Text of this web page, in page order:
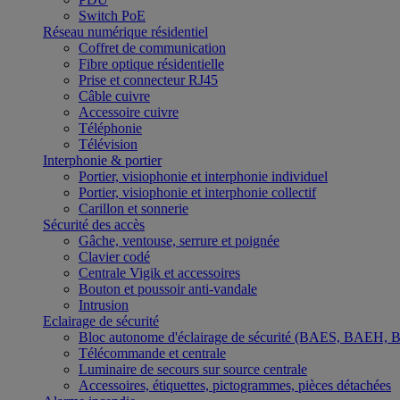
Switch PoE
Réseau numérique résidentiel
Coffret de communication
Fibre optique résidentielle
Prise et connecteur RJ45
Câble cuivre
Accessoire cuivre
Téléphonie
Télévision
Interphonie & portier
Portier, visiophonie et interphonie individuel
Portier, visiophonie et interphonie collectif
Carillon et sonnerie
Sécurité des accès
Gâche, ventouse, serrure et poignée
Clavier codé
Centrale Vigik et accessoires
Bouton et poussoir anti-vandale
Intrusion
Eclairage de sécurité
Bloc autonome d'éclairage de sécurité (BAES,
Télécommande et centrale
Luminaire de secours sur source centrale
Accessoires, étiquettes, pictogrammes, pièces détachées